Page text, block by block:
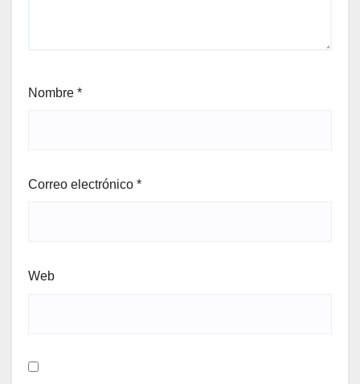
Nombre *
Correo electrónico *
Web